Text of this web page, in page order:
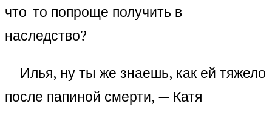
что-то попроще получить в
наследство?
— Илья, ну ты же знаешь, как ей тяжело
после папиной смерти, — Катя